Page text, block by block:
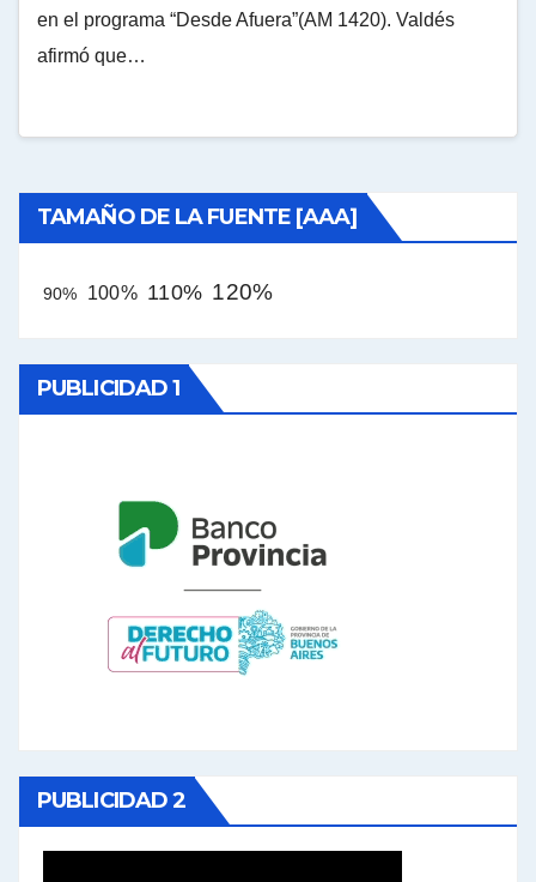
en el programa “Desde Afuera”(AM 1420). Valdés
afirmó que…
TAMAÑO DE LA FUENTE [AAA]
90% 100% 110% 120%
PUBLICIDAD 1
PUBLICIDAD 2